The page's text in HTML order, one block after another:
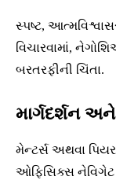
સ્પષ્ટ,
વિચારવામાં,
બરતરફીની ચિંતા.
માર્ગદર્શન
મેન્ટર્સ અથવા
ઓફિસિક્સ